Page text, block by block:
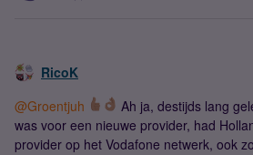
RicoK
@Groentjuh
Ah ja, destijds lang
was voor een nieuwe provider, had
provider op het Vodafone netwerk, ook